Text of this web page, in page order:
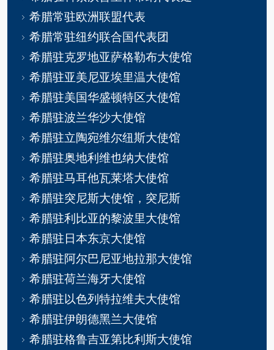
希腊常驻欧洲联盟代表
希腊常驻纽约联合国代表团
希腊驻克罗地亚萨格勒布大使馆
希腊驻亚美尼亚埃里温大使馆
希腊驻美国华盛顿特区大使馆
希腊驻波兰华沙大使馆
希腊驻立陶宛维尔纽斯大使馆
希腊驻奥地利维也纳大使馆
希腊驻马耳他瓦莱塔大使馆
希腊驻突尼斯大使馆，突尼斯
希腊驻利比亚的黎波里大使馆
希腊驻日本东京大使馆
希腊驻阿尔巴尼亚地拉那大使馆
希腊驻荷兰海牙大使馆
希腊驻以色列特拉维夫大使馆
希腊驻伊朗德黑兰大使馆
希腊驻格鲁吉亚第比利斯大使馆